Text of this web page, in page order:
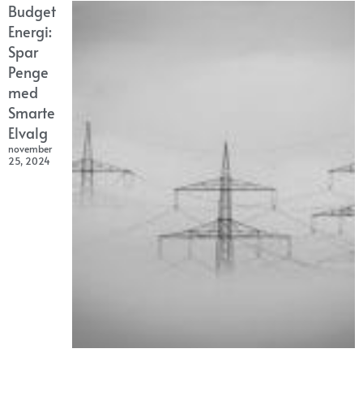
Budget
Energi:
Spar
Penge
med
Smarte
Elvalg
november
25, 2024